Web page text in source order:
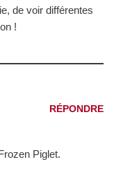
de voir différentes
!
RÉPONDRE
Piglet.